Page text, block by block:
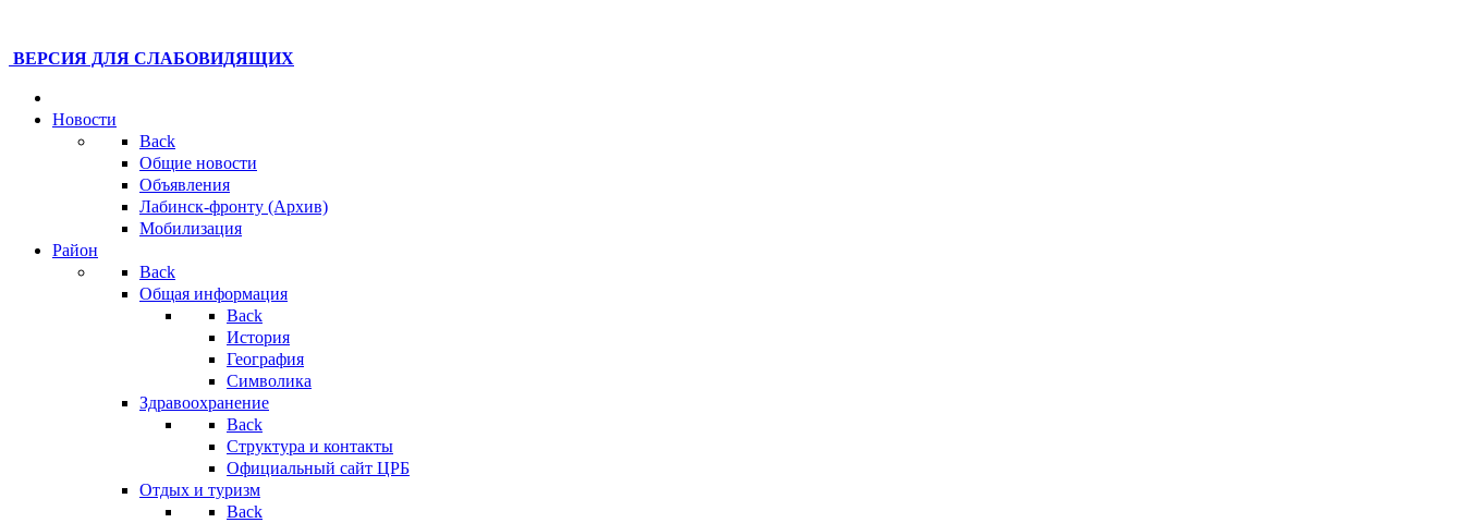
ВЕРСИЯ ДЛЯ СЛАБОВИДЯЩИХ
Новости
Back
Общие новости
Объявления
Лабинск-фронту (Архив)
Мобилизация
Район
Back
Общая информация
Back
История
География
Символика
Здравоохранение
Back
Структура и контакты
Официальный сайт ЦРБ
Отдых и туризм
Back